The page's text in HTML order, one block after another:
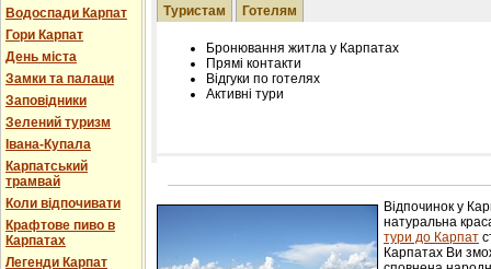
Водоспади Карпат
Гори Карпат
День міста
Замки та палаци
Заповідники
Зелений туризм
Івана-Купала
Карпатський
трамвай
Коли відпочивати
Крафтове пиво в
Карпатах
Легенди Карпат
Туристам Готелям
Бронювання житла у Карпатах
Прямі контакти
Відгуки по готелях
Активні тури
Розміщення інформації про готель на
Редагування інформації і цін на вимогу
Відпочинок у
натуральна
тури до Карпат
Карпатах Ви